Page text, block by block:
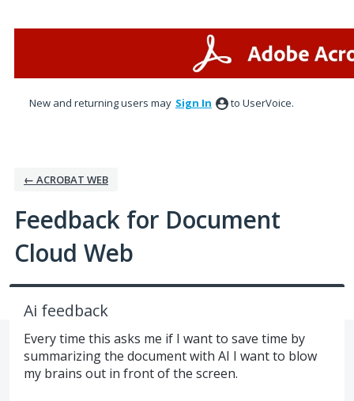
New and returning users may Sign In to UserVoice.
← ACROBAT WEB
Feedback for Document
Cloud Web
Ai feedback
Every time this asks me if I want to save time by
summarizing the document with AI I want to blow
my brains out in front of the screen.